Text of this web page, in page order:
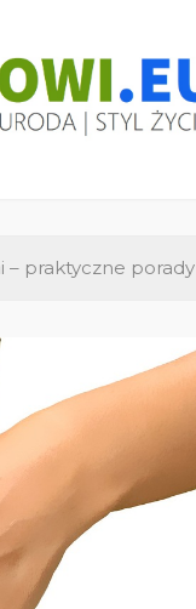
– praktyczne porady